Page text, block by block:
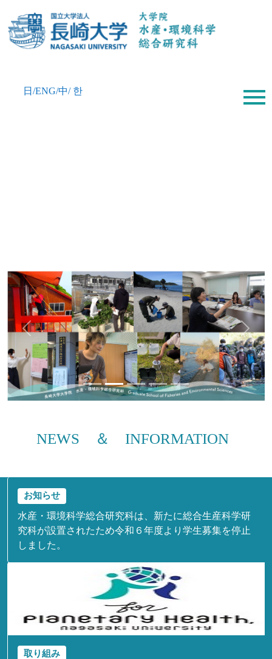
日 /ENG/中/ 한 menu
日/ENG/中/ 한 menu
Previous Next
NEWS ＆ INFORMATION
お知らせ
水産・環境科学総合研究科は、新たに総合生産科学研
究科が設置されたため令和６年度より学生募集を停止
しました。
取り組み